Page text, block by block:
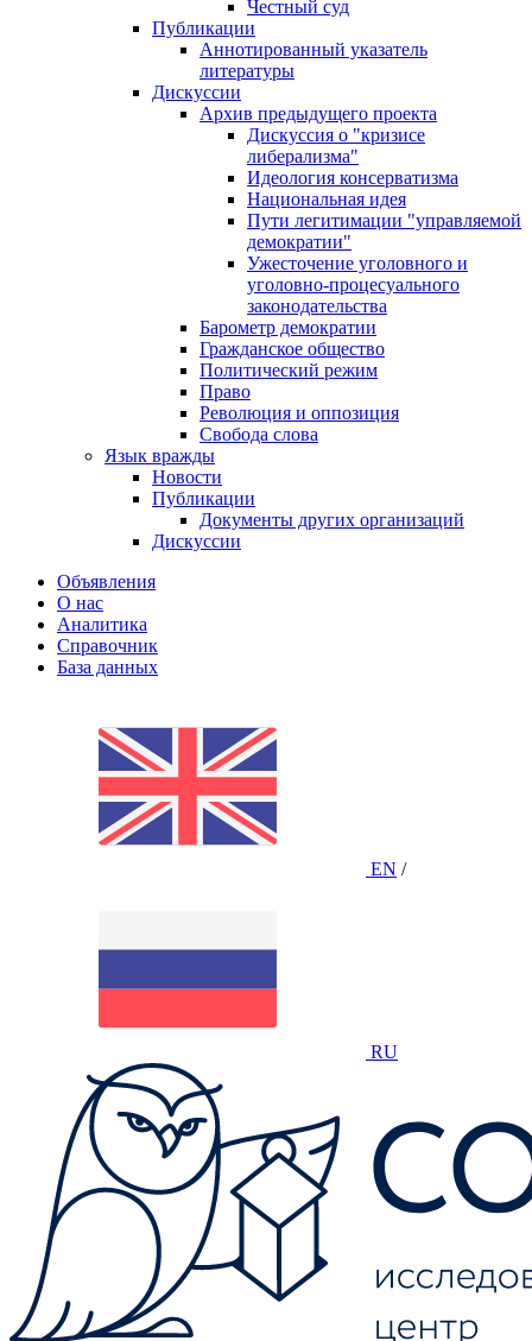
Честный суд
Публикации
Аннотированный указатель
литературы
Дискуссии
Архив предыдущего проекта
Дискуссия о "кризисе
либерализма"
Идеология консерватизма
Национальная идея
Пути легитимации "управляемой
демократии"
Ужесточение уголовного и
уголовно-процесуального
законодательства
Барометр демократии
Гражданское общество
Политический режим
Право
Революция и оппозиция
Свобода слова
Язык вражды
Новости
Публикации
Документы других организаций
Дискуссии
Объявления
О нас
Аналитика
Справочник
База данных
EN /
RU